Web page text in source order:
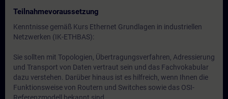
Teilnahmevoraussetzung
Kenntnisse gemäß Kurs Ethernet Grundlagen in industriellen
Netzwerken (IK-ETHBAS):
Sie sollten mit Topologien, Übertragungsverfahren, Adressierung
und Transport von Daten vertraut sein und das Fachvokabular
dazu verstehen. Darüber hinaus ist es hilfreich, wenn Ihnen die
Funktionsweise von Routern und Switches sowie das OSI-